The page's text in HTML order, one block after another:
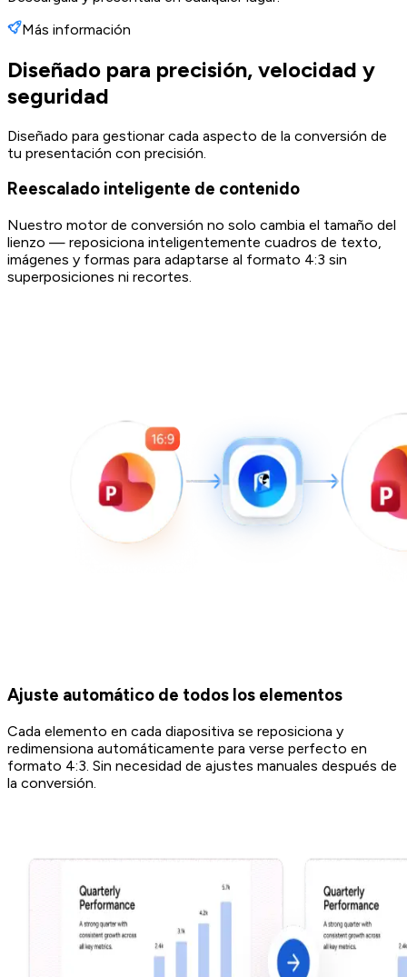
Más información
Diseñado para precisión, velocidad y
seguridad
Diseñado para gestionar cada aspecto de la conversión de
tu presentación con precisión.
Reescalado inteligente de contenido
Nuestro motor de conversión no solo cambia el tamaño del
lienzo — reposiciona inteligentemente cuadros de texto,
imágenes y formas para adaptarse al formato 4:3 sin
superposiciones ni recortes.
Ajuste automático de todos los elementos
Cada elemento en cada diapositiva se reposiciona y
redimensiona automáticamente para verse perfecto en
formato 4:3. Sin necesidad de ajustes manuales después de
la conversión.